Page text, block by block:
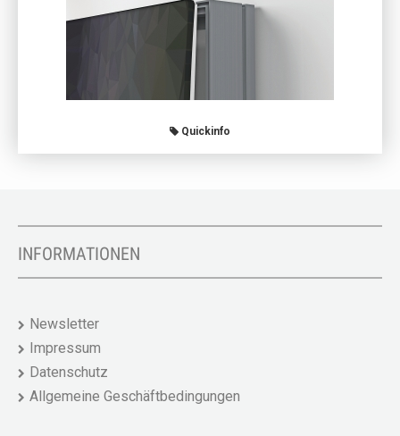
Quickinfo
INFORMATIONEN
Newsletter
Impressum
Datenschutz
Allgemeine Geschäftbedingungen